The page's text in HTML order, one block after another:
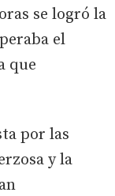
se logró la
el
que
por las
y la